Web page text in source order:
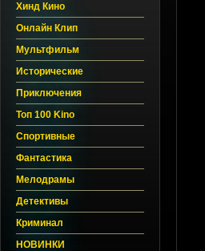
Хинд Кино
Онлайн Клип
Мультфильм
Исторические
Приключения
Топ 100 Kino
Спортивные
Фантастика
Мелодрамы
Детективы
Криминал
НОВИНКИ